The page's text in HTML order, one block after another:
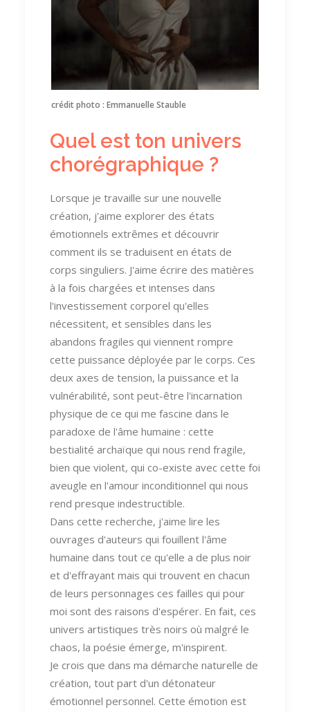
crédit photo : Emmanuelle Stauble
Quel est ton univers
chorégraphique ?
Lorsque je travaille sur une nouvelle
création, j'aime explorer des états
émotionnels extrêmes et découvrir
comment ils se traduisent en états de
corps singuliers. J'aime écrire des matières
à la fois chargées et intenses dans
l'investissement corporel qu'elles
nécessitent, et sensibles dans les
abandons fragiles qui viennent rompre
cette puissance déployée par le corps. Ces
deux axes de tension, la puissance et la
vulnérabilité, sont peut-être l'incarnation
physique de ce qui me fascine dans le
paradoxe de l'âme humaine : cette
bestialité archaïque qui nous rend fragile,
bien que violent, qui co-existe avec cette foi
aveugle en l'amour inconditionnel qui nous
rend presque indestructible.
Dans cette recherche, j'aime lire les
ouvrages d'auteurs qui fouillent l'âme
humaine dans tout ce qu'elle a de plus noir
et d'effrayant mais qui trouvent en chacun
de leurs personnages ces failles qui pour
moi sont des raisons d'espérer. En fait, ces
univers artistiques très noirs où malgré le
chaos, la poésie émerge, m'inspirent.
Je crois que dans ma démarche naturelle de
création, tout part d'un détonateur
émotionnel personnel. Cette émotion est